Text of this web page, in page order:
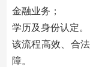
金融业务；
学历及身份认定。
该流程高效、合
障。